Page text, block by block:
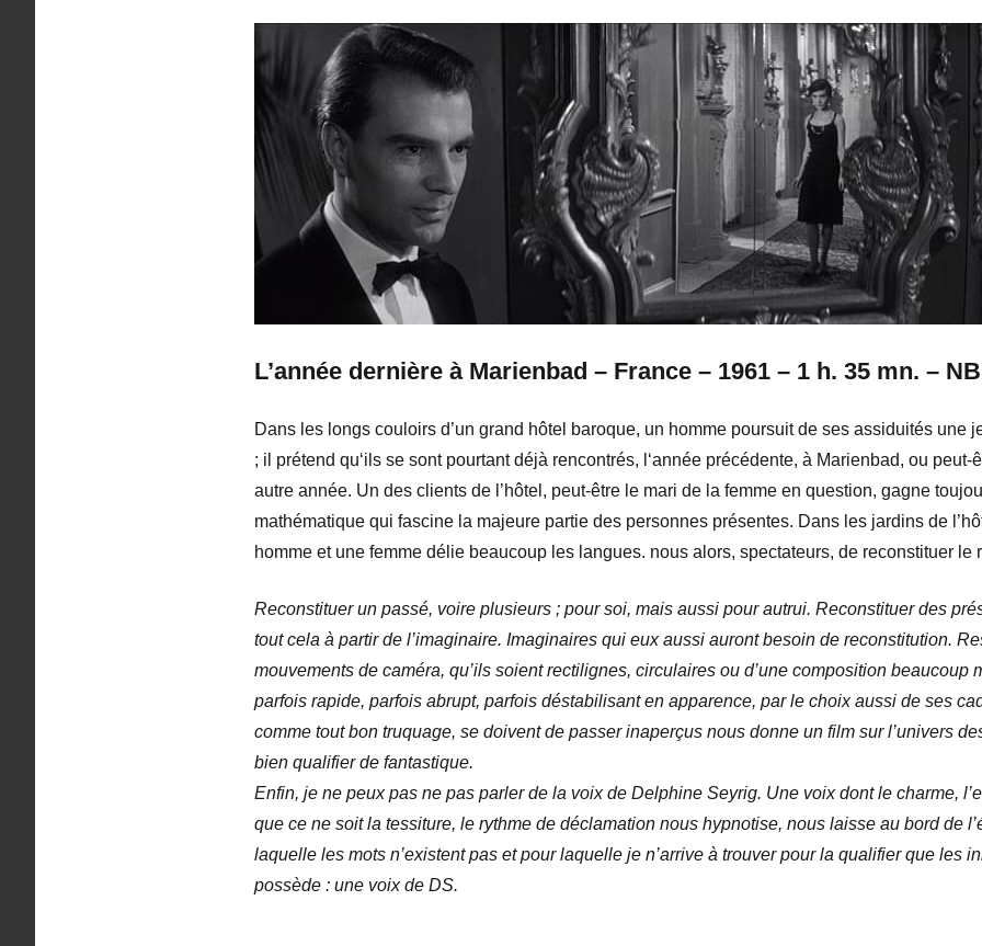
L’année dernière à Marienbad – France – 1961 – 1 h. 35 mn. – NB
Dans les longs couloirs d’un grand hôtel baroque, un homme poursuit de ses assiduités une
; il prétend qu‘ils se sont pourtant déjà rencontrés, l‘année précédente, à Marienbad, ou
autre année. Un des clients de l’hôtel, peut-être le mari de la femme en question, gagne
mathématique qui fascine la majeure partie des personnes présentes. Dans les jardins de
homme et une femme délie beaucoup les langues. nous alors, spectateurs, de reconstituer le
Reconstituer un passé, voire plusieurs ; pour soi, mais aussi pour autrui. Reconstituer des
tout cela à partir de l’imaginaire. Imaginaires qui eux aussi auront besoin de reconstitution.
mouvements de caméra, qu’ils soient rectilignes, circulaires ou d’une composition beaucoup
parfois rapide, parfois abrupt, parfois déstabilisant en apparence, par le choix aussi de ses
comme tout bon truquage, se doivent de passer inaperçus nous donne un film sur l’univers
bien qualifier de fantastique.
Enfin, je ne peux pas ne pas parler de la voix de Delphine Seyrig. Une voix dont le charme,
que ce ne soit la tessiture, le rythme de déclamation nous hypnotise, nous laisse au bord de
laquelle les mots n’existent pas et pour laquelle je n’arrive à trouver pour la qualifier que les
possède : une voix de DS.